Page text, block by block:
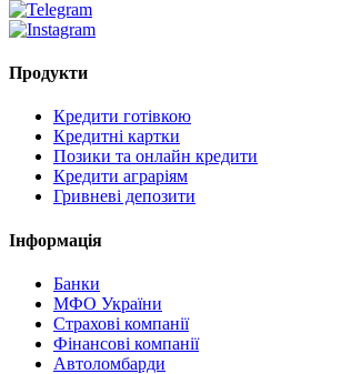
Продукти
Кредити готівкою
Кредитні картки
Позики та онлайн кредити
Кредити аграріям
Гривневі депозити
Інформація
Банки
МФО України
Страхові компанії
Фінансові компанії
Автоломбарди